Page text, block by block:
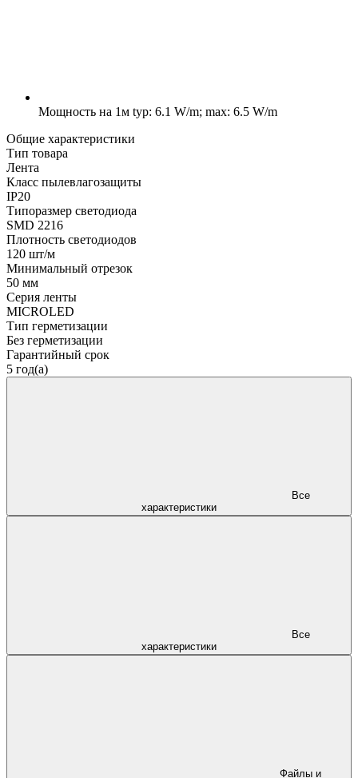
Мощность на 1м typ: 6.1 W/m; max: 6.5 W/m
Общие характеристики
Тип товара
Лента
Класс пылевлагозащиты
IP20
Типоразмер светодиода
SMD 2216
Плотность светодиодов
120 шт/м
Минимальный отрезок
50 мм
Серия ленты
MICROLED
Тип герметизации
Без герметизации
Гарантийный срок
5 год(а)
характеристики
характеристики